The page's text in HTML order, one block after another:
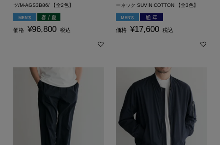
ツ/M-AGS3B86/ 【全2色】
価格 ¥96,800 税込
ーネック SUVIN COTTON 【全3色】
価格 ¥17,600 税込